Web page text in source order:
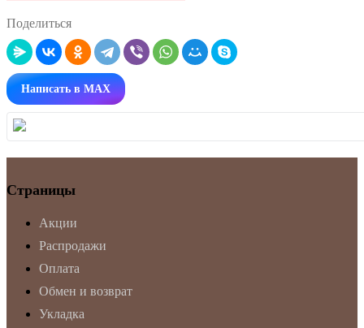
Поделиться
Написать в MAX
Страницы
Акции
Распродажи
Оплата
Обмен и возврат
Укладка